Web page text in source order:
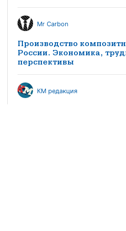
Mr Carbon
Производство
России. Экономика,
перспективы
КМ редакция